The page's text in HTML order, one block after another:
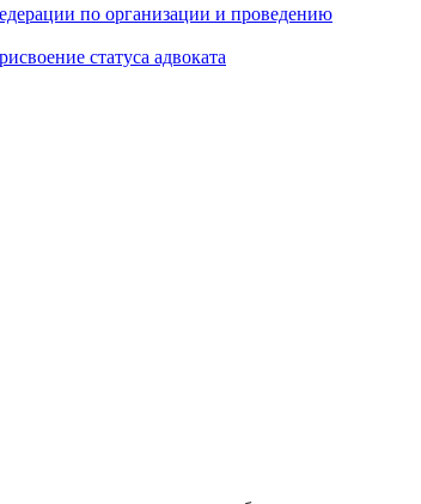
по организации и проведению
статуса адвоката